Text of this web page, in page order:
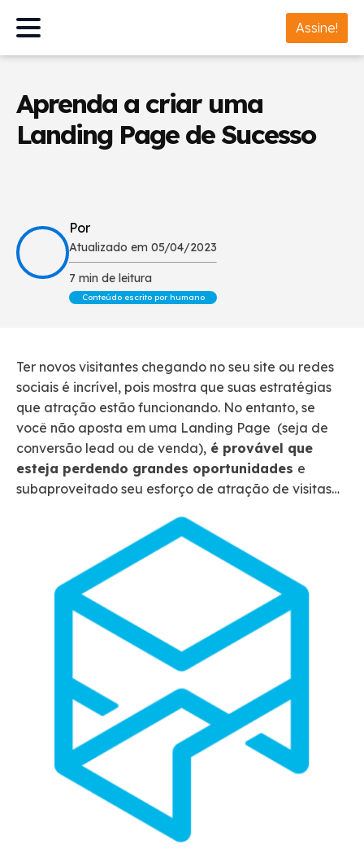
Assine!
Aprenda a criar uma
Landing Page de Sucesso
Por
Atualizado em 05/04/2023
7 min de leitura
Conteúdo escrito por humano
Ter novos visitantes chegando no seu site ou redes
sociais é incrível, pois mostra que suas estratégias
que atração estão funcionando. No entanto, se
você não aposta em uma Landing Page (seja de
conversão lead ou de venda), é provável que
esteja perdendo grandes oportunidades e
subaproveitado seu esforço de atração de visitas…